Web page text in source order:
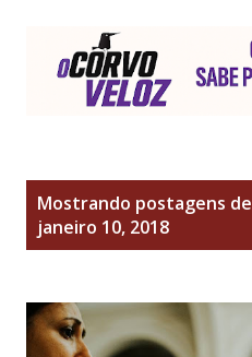
Mostrando postagens de
janeiro 10, 2018